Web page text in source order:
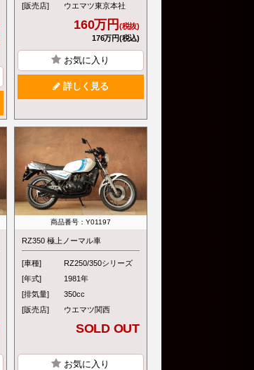
[販売店]
ウエマツ東京本社
160万円 (税抜)
176万円(税込)
お気に入り
詳しく見る
商品番号：Y01197
RZ350 極上ノーマル車
[車種]
RZ250/350シリーズ
[年式]
1981年
[排気量]
350cc
[販売店]
ウエマツ関西
SOLD OUT
お気に入り